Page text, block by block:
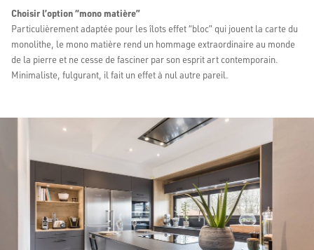
Choisir l’option “mono matière”
Particulièrement adaptée pour les îlots effet “bloc” qui jouent la carte du
monolithe, le mono matière rend un hommage extraordinaire au monde
de la pierre et ne cesse de fasciner par son esprit art contemporain.
Minimaliste, fulgurant, il fait un effet à nul autre pareil.